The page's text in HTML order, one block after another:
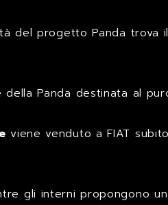
del progetto Panda
Panda destinata al
viene venduto a FIAT
gli interni propongono